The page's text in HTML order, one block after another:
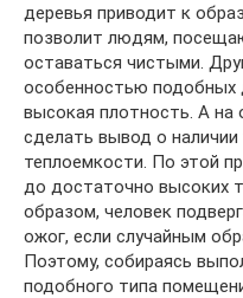
деревья приводит к
позволит людям,
оставаться чистыми.
особенностью подобных
высокая плотность. А на
сделать вывод о
теплоемкости. По этой
до достаточно высоких
образом, человек
ожог, если случайным
Поэтому, собираясь
подобного типа